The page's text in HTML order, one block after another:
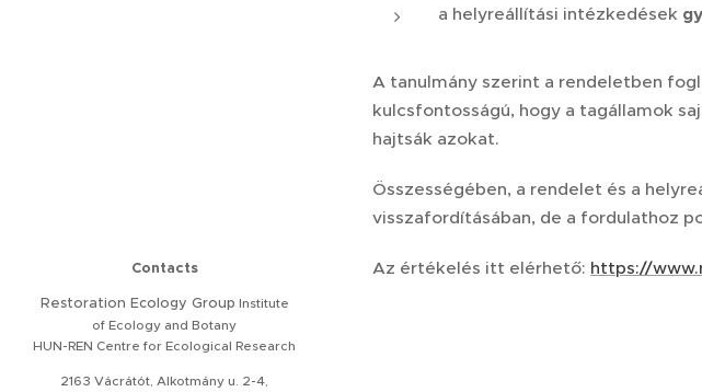
a helyreállítási intézkedések
A tanulmány szerint a rendeletben
kulcsfontosságú, hogy a tagállamok
hajtsák azokat.
Összességében, a rendelet és a
visszafordításában, de a fordulathoz
Az értékelés itt elérhető: https://
Contacts
Restoration Ecology Group Institute
of Ecology and Botany
HUN-REN Centre for Ecological Research
2163 Vácrátót, Alkotmány u. 2-4,